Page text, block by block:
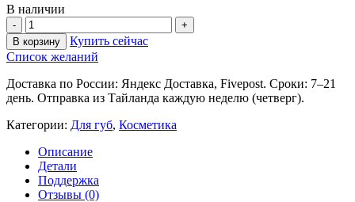
В наличии
В корзину
Купить сейчас
Список желаний
Доставка по России: Яндекс Доставка, Fivepost. Сроки: 7–21
день. Отправка из Тайланда каждую неделю (четверг).
Категории: Для губ, Косметика
Описание
Детали
Поддержка
Отзывы (0)